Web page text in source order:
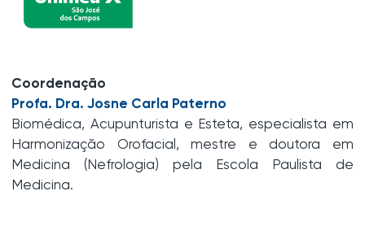
Coordenação
Profa. Dra. Josne Carla Paterno
Biomédica, Acupunturista e Esteta, especialista em
Harmonização Orofacial, mestre e doutora em
Medicina (Nefrologia) pela Escola Paulista de
Medicina.